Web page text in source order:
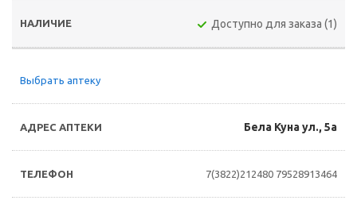
Доступно для заказа (1)
Выбрать аптеку
Бела Куна ул., 5а
7(3822)212480 79528913464